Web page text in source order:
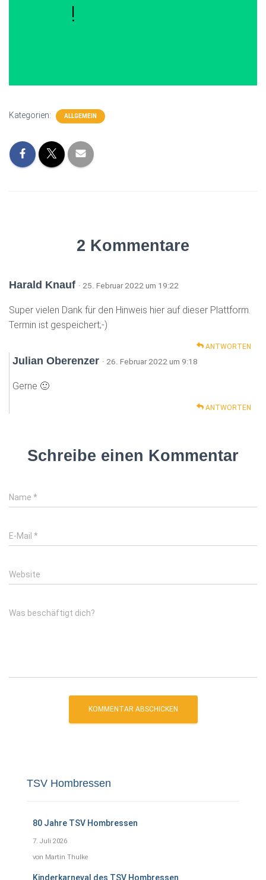
!
Kategorien: ALLGEMEIN
2 Kommentare
Harald Knauf · 25. Februar 2022 um 19:22
Super vielen Dank für den Hinweis hier auf dieser Plattform.
Termin ist gespeichert;-)
ANTWORTEN
Julian Oberenzer · 26. Februar 2022 um 9:18
Gerne 🙂
ANTWORTEN
Schreibe einen Kommentar
Name *
E-Mail *
Website
Was beschäftigt dich?
TSV Hombressen
80 Jahre TSV Hombressen
7. Juli 2026
von Martin Thulke
Kinderkarneval des TSV Hombressen